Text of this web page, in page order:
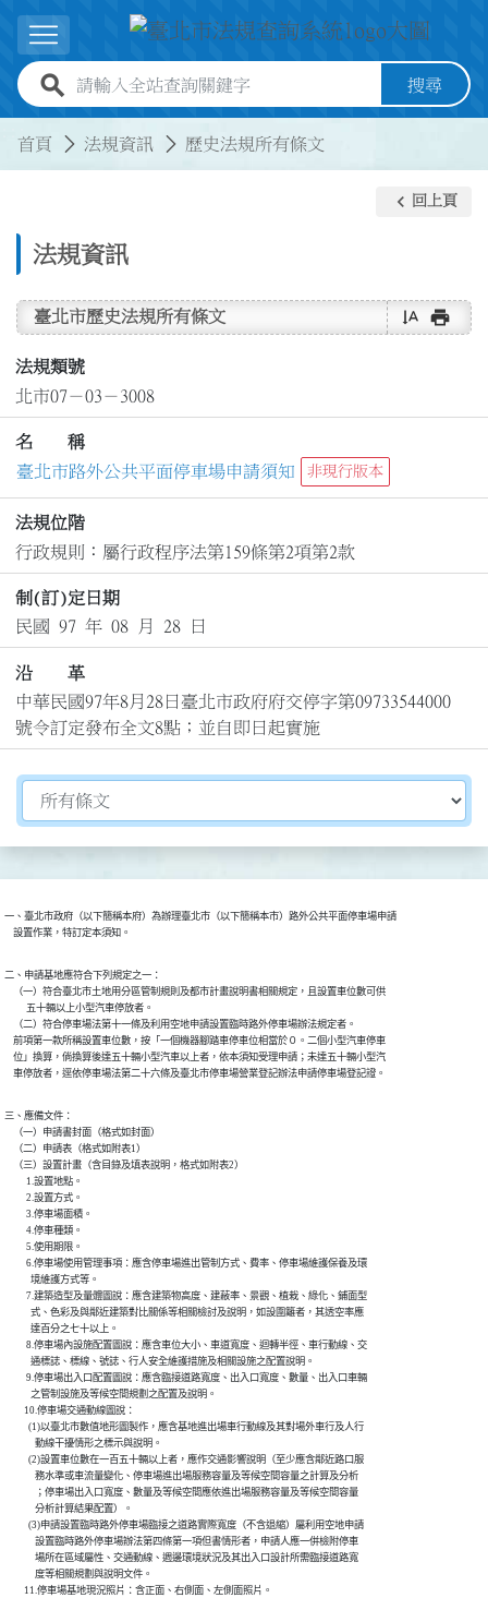
跳到主要內容
展開選單
全站查詢關鍵字欄位 搜尋
首頁 法規資訊 歷史法規所有條文
法規資訊
keyboard_arrow_left 回上頁
臺北市歷史法規所有條文 text_rotate_vertical print
法規類號
北市07－03－3008
名 稱
臺北市路外公共平面停車場申請須知
非現行版本
法規位階
行政規則：屬行政程序法第159條第2項第2款
制(訂)定日期
民國 97 年 08 月 28 日
沿 革
中華民國97年8月28日臺北市政府府交停字第09733544000
號令訂定發布全文8點；並自即日起實施
切換選擇法規資訊內容
一、臺北市政府（以下簡稱本府）為辦理臺北市（以下簡稱本市）路外公共平面停車場申請
    設置作業，特訂定本須知。
二、申請基地應符合下列規定之一：
    （一）符合臺北市土地用分區管制規則及都市計畫說明書相關規定，且設置車位數可供
          五十輛以上小型汽車停放者。
    （二）符合停車場法第十一條及利用空地申請設置臨時路外停車場辦法規定者。
    前項第一款所稱設置車位數，按「一個機器腳踏車停車位相當於０。二個小型汽車停車
    位」換算，倘換算後達五十輛小型汽車以上者，依本須知受理申請；未達五十輛小型汽
    車停放者，逕依停車場法第二十六條及臺北市停車場營業登記辦法申請停車場登記證。
三、應備文件：
    （一）申請書封面（格式如封面）
    （二）申請表（格式如附表1）
    （三）設置計畫（含目錄及填表說明，格式如附表2）
          1.設置地點。
          2.設置方式。
          3.停車場面積。
          4.停車種類。
          5.使用期限。
          6.停車場使用管理事項：應含停車場進出管制方式、費率、停車場維護保養及環
            境維護方式等。
          7.建築造型及量體圖說：應含建築物高度、建蔽率、景觀、植栽、綠化、鋪面型
            式、色彩及與鄰近建築對比關係等相關檢討及說明，如設圍籬者，其透空率應
            達百分之七十以上。
          8.停車場內設施配置圖說：應含車位大小、車道寬度、迴轉半徑、車行動線、交
            通標誌、標線、號誌、行人安全維護措施及相關設施之配置說明。
          9.停車場出入口配置圖說：應含臨接道路寬度、出入口寬度、數量、出入口車輛
            之管制設施及等候空間規劃之配置及說明。
         10.停車場交通動線圖說：
           (1)以臺北市數值地形圖製作，應含基地進出場車行動線及其對場外車行及人行
              動線干擾情形之標示與說明。
           (2)設置車位數在一百五十輛以上者，應作交通影響說明（至少應含鄰近路口服
              務水準或車流量變化、停車場進出場服務容量及等候空間容量之計算及分析
              ；停車場出入口寬度、數量及等候空間應依進出場服務容量及等候空間容量
              分析計算結果配置）。
           (3)申請設置臨時路外停車場臨接之道路實際寬度（不含退縮）屬利用空地申請
              設置臨時路外停車場辦法第四條第一項但書情形者，申請人應一併檢附停車
              場所在區域屬性、交通動線、週邊環境狀況及其出入口設計所需臨接道路寬
              度等相關規劃與說明文件。
         11.停車場基地現況照片：含正面、右側面、左側面照片。